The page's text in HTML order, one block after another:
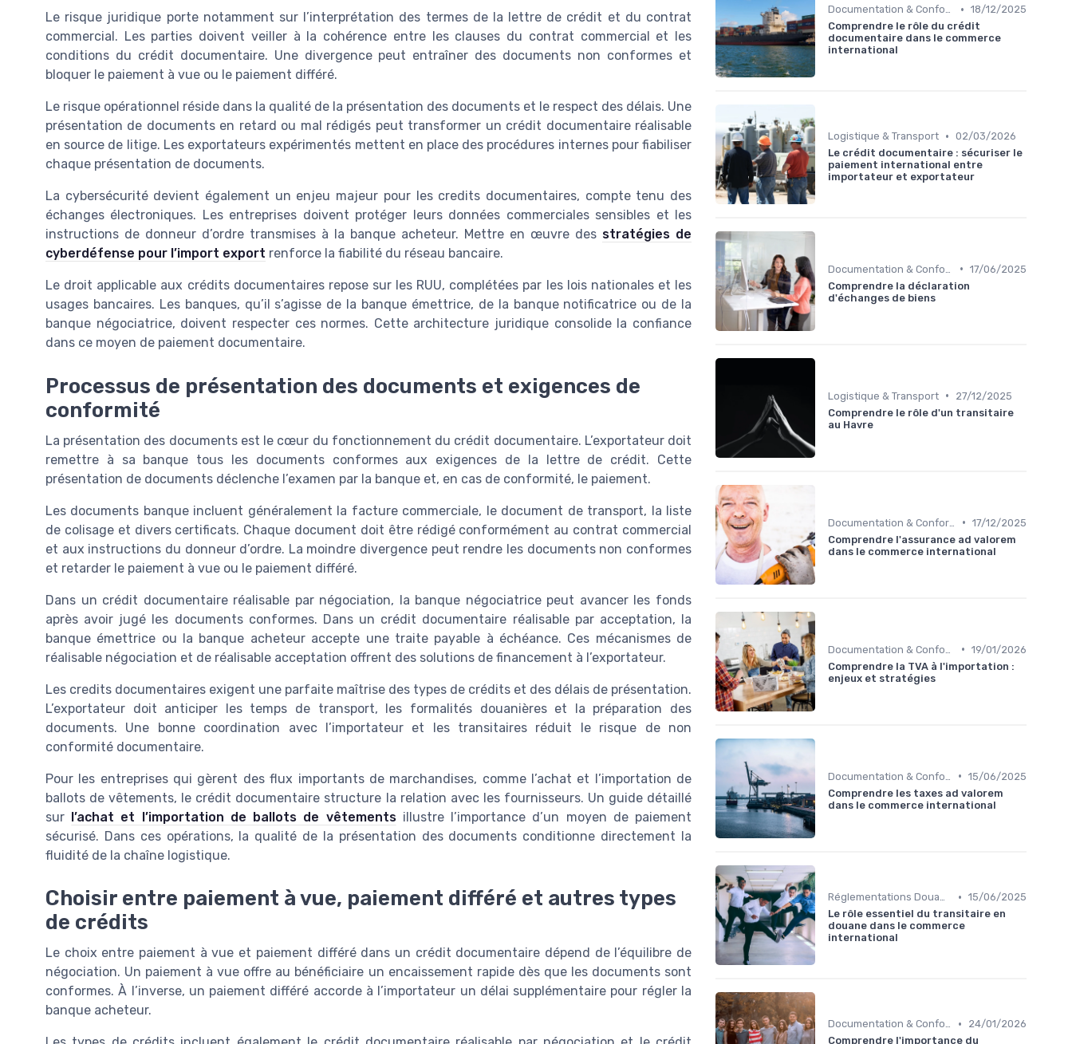
Le risque juridique porte notamment sur l’interprétation des termes de la lettre de crédit et du contrat
commercial. Les parties doivent veiller à la cohérence entre les clauses du contrat commercial et les
conditions du crédit documentaire. Une divergence peut entraîner des documents non conformes et
bloquer le paiement à vue ou le paiement différé.
Le risque opérationnel réside dans la qualité de la présentation des documents et le respect des délais. Une
présentation de documents en retard ou mal rédigés peut transformer un crédit documentaire réalisable
en source de litige. Les exportateurs expérimentés mettent en place des procédures internes pour fiabiliser
chaque présentation de documents.
La cybersécurité devient également un enjeu majeur pour les credits documentaires, compte tenu des
échanges électroniques. Les entreprises doivent protéger leurs données commerciales sensibles et les
instructions de donneur d’ordre transmises à la banque acheteur. Mettre en œuvre des stratégies de
cyberdéfense pour l’import export renforce la fiabilité du réseau bancaire.
Le droit applicable aux crédits documentaires repose sur les RUU, complétées par les lois nationales et les
usages bancaires. Les banques, qu’il s’agisse de la banque émettrice, de la banque notificatrice ou de la
banque négociatrice, doivent respecter ces normes. Cette architecture juridique consolide la confiance
dans ce moyen de paiement documentaire.
Processus de présentation des documents et exigences de
conformité
La présentation des documents est le cœur du fonctionnement du crédit documentaire. L’exportateur doit
remettre à sa banque tous les documents conformes aux exigences de la lettre de crédit. Cette
présentation de documents déclenche l’examen par la banque et, en cas de conformité, le paiement.
Les documents banque incluent généralement la facture commerciale, le document de transport, la liste
de colisage et divers certificats. Chaque document doit être rédigé conformément au contrat commercial
et aux instructions du donneur d’ordre. La moindre divergence peut rendre les documents non conformes
et retarder le paiement à vue ou le paiement différé.
Dans un crédit documentaire réalisable par négociation, la banque négociatrice peut avancer les fonds
après avoir jugé les documents conformes. Dans un crédit documentaire réalisable par acceptation, la
banque émettrice ou la banque acheteur accepte une traite payable à échéance. Ces mécanismes de
réalisable négociation et de réalisable acceptation offrent des solutions de financement à l’exportateur.
Les credits documentaires exigent une parfaite maîtrise des types de crédits et des délais de présentation.
L’exportateur doit anticiper les temps de transport, les formalités douanières et la préparation des
documents. Une bonne coordination avec l’importateur et les transitaires réduit le risque de non
conformité documentaire.
Pour les entreprises qui gèrent des flux importants de marchandises, comme l’achat et l’importation de
ballots de vêtements, le crédit documentaire structure la relation avec les fournisseurs. Un guide détaillé
sur l’achat et l’importation de ballots de vêtementsillustre l’importance d’un moyen de paiement
sécurisé. Dans ces opérations, la qualité de la présentation des documents conditionne directement la
fluidité de la chaîne logistique.
Choisir entre paiement à vue, paiement différé et autres types
de crédits
Le choix entre paiement à vue et paiement différé dans un crédit documentaire dépend de l’équilibre de
négociation. Un paiement à vue offre au bénéficiaire un encaissement rapide dès que les documents sont
conformes. À l’inverse, un paiement différé accorde à l’importateur un délai supplémentaire pour régler la
banque acheteur.
Documentation & Conformité • 18/12/2025
Comprendre le rôle du crédit
documentaire dans le commerce
international
Logistique & Transport • 02/03/2026
Le crédit documentaire : sécuriser le
paiement international entre
importateur et exportateur
• 17/06/2025
Comprendre la déclaration
d'échanges de biens
Logistique & Transport •
27/12/2025
Comprendre le rôle d'un transitaire
au Havre
• 17/12/2025
Comprendre l'assurance ad valorem
dans le commerce international
• 19/01/2026
Comprendre la TVA à l'importation :
enjeux et stratégies
• 15/06/2025
Comprendre les taxes ad valorem
dans le commerce international
Réglementations Douanières • 15/06/2025
Le rôle essentiel du transitaire en
douane dans le commerce
international
Documentation & Conformité •
24/01/2026
Comprendre l'importance du